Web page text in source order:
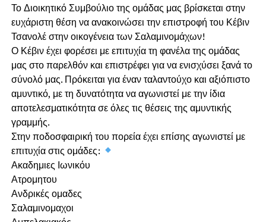
Το Διοικητικό Συμβούλιο της ομάδας μας βρίσκεται στην
ευχάριστη θέση να ανακοινώσει την επιστροφή του Κέβιν
Τσανολέ στην οικογένεια των Σαλαμινομάχων!
Ο Κέβιν έχει φορέσει με επιτυχία τη φανέλα της ομάδας
μας στο παρελθόν και επιστρέφει για να ενισχύσει ξανά το
σύνολό μας. Πρόκειται για έναν ταλαντούχο και αξιόπιστο
αμυντικό, με τη δυνατότητα να αγωνιστεί με την ίδια
αποτελεσματικότητα σε όλες τις θέσεις της αμυντικής
γραμμής.
Στην ποδοσφαιρική του πορεία έχει επίσης αγωνιστεί με
επιτυχία στις ομάδες:
Ακαδημιες Ιωνικόυ
Ατρομητου
Ανδρικές ομαδες
Σαλαμινομαχοι